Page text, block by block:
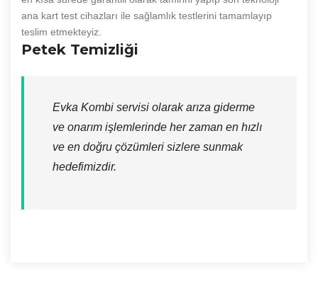
ana kart test cihazları ile sağlamlık testlerini tamamlayıp
teslim etmekteyiz.
Petek Temizliği
Evka Kombi servisi olarak arıza giderme
ve onarım işlemlerinde her zaman en hızlı
ve en doğru çözümleri sizlere sunmak
hedefimizdir.